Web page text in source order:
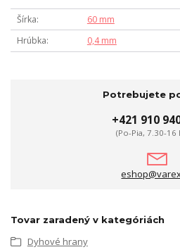
Šírka
60 mm
Hrúbka
0,4 mm
Potrebujete
+421 910
(Po-Pia, 7.30-16
Tovar zaradený v kategóriách
Dyhové hrany